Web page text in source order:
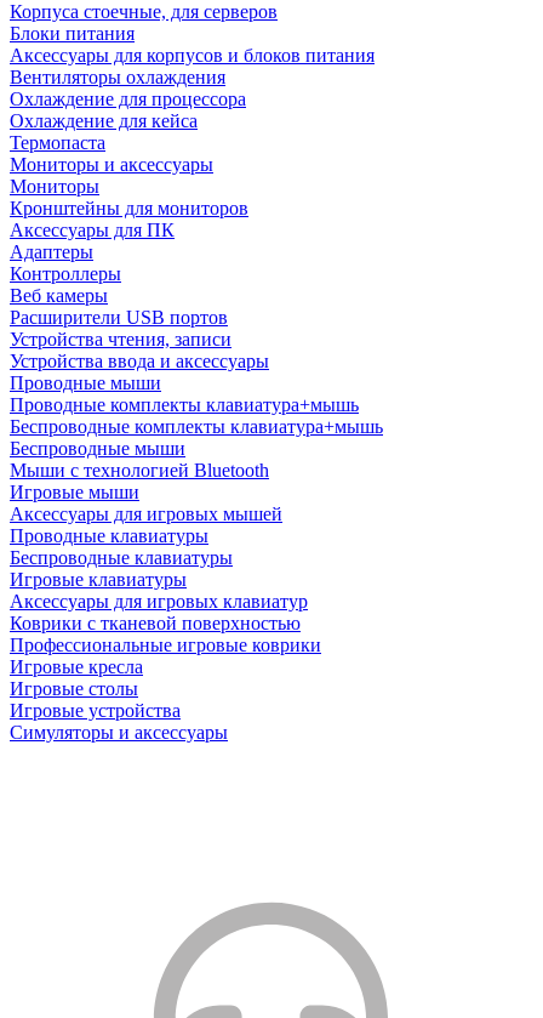
Корпуса стоечные, для серверов
Блоки питания
Аксессуары для корпусов и блоков питания
Вентиляторы охлаждения
Охлаждение для процессора
Охлаждение для кейса
Термопаста
Мониторы и аксессуары
Мониторы
Кронштейны для мониторов
Аксессуары для ПК
Адаптеры
Контроллеры
Веб камеры
Расширители USB портов
Устройства чтения, записи
Устройства ввода и аксессуары
Проводные мыши
Проводные комплекты клавиатура+мышь
Беспроводные комплекты клавиатура+мышь
Беспроводные мыши
Мыши с технологией Bluetooth
Игровые мыши
Аксессуары для игровых мышей
Проводные клавиатуры
Беспроводные клавиатуры
Игровые клавиатуры
Аксессуары для игровых клавиатур
Коврики с тканевой поверхностью
Профессиональные игровые коврики
Игровые кресла
Игровые столы
Игровые устройства
Симуляторы и аксессуары